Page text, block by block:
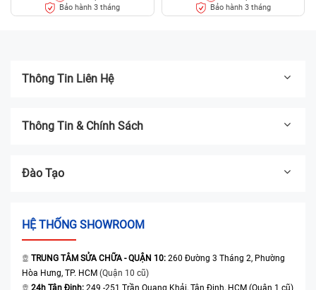
Bảo hành 3 tháng
Bảo hành 3 tháng
Thông Tin Liên Hệ
Thông Tin & Chính Sách
Đào Tạo
HỆ THỐNG SHOWROOM
TRUNG TÂM SỬA CHỮA - QUẬN 10: 260 Đường 3 Tháng 2, Phường
Hòa Hưng, TP. HCM (Quận 10 cũ)
24h Tân Định: 249 -251 Trần Quang Khải, Tân Định, HCM (Quận 1 cũ)